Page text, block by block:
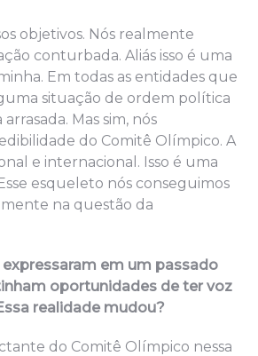
objetivos. Nós realmente
conturbada. Aliás isso é uma
Em todas as entidades que
situação de ordem política
Mas sim, nós
do Comitê Olímpico. A
e internacional. Isso é uma
esqueleto nós conseguimos
na questão da
em um passado
oportunidades de ter voz
realidade mudou?
do Comitê Olímpico nessa